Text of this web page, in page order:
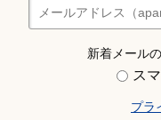
新着メール
ス
プラ